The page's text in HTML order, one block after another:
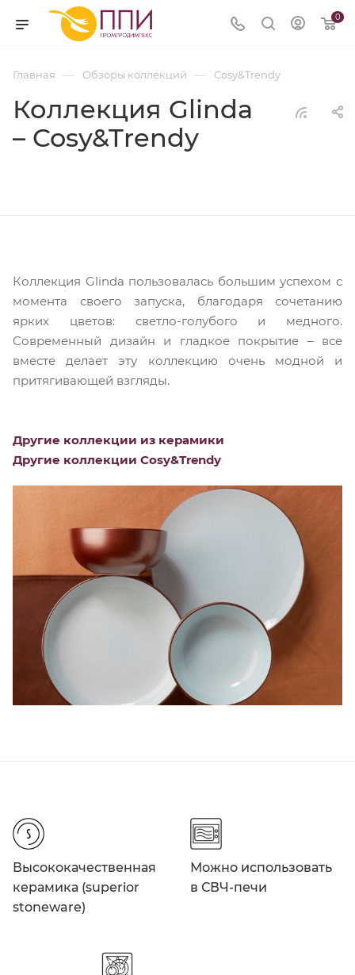
0
Главная — Обзоры коллекций — Cosy&Trendy
Коллекция Glinda
– Cosy&Trendy
Коллекция Glinda пользовалась большим успехом с
момента своего запуска, благодаря сочетанию
ярких цветов: светло-голубого и медного.
Современный дизайн и гладкое покрытие – все
вместе делает эту коллекцию очень модной и
притягивающей взгляды.
Другие коллекции из керамики
Другие коллекции Cosy&Trendy
Высококачественная
керамика (superior
stoneware)
Можно использовать
в СВЧ-печи